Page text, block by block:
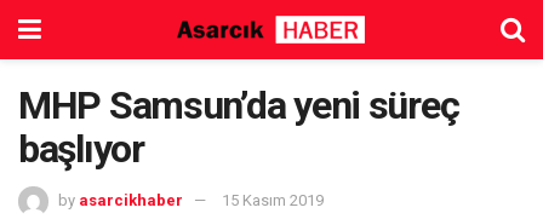
MHP Samsun’da yeni süreç
başlıyor
by asarcikhaber 15 Kasım 2019